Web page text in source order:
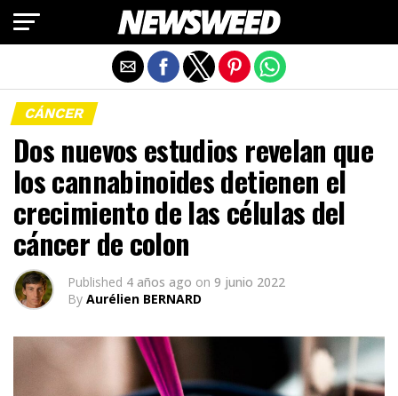
CÁNCER
Dos nuevos estudios revelan que
los cannabinoides detienen el
crecimiento de las células del
cáncer de colon
Published 4 años ago on 9 junio 2022
By Aurélien BERNARD
Salir de la versión móvil